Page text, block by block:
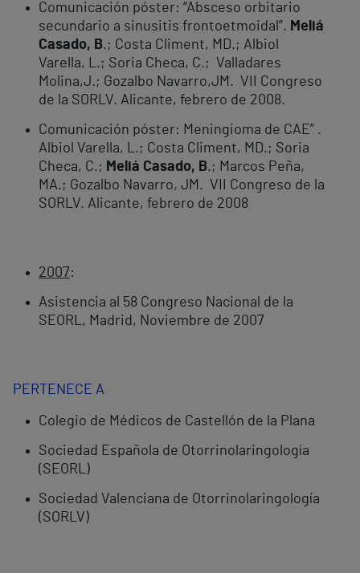
Comunicación póster: “Absceso orbitario
secundario a sinusitis frontoetmoidal”. Meliá
Casado, B.; Costa Climent, MD.; Albiol
Varella, L.; Soria Checa, C.; Valladares
Molina,J.; Gozalbo Navarro,JM. VII Congreso
de la SORLV. Alicante, febrero de 2008.
Comunicación póster: Meningioma de CAE” .
Albiol Varella, L.; Costa Climent, MD.; Soria
Checa, C.; Meliá Casado, B.; Marcos Peña,
MA.; Gozalbo Navarro, JM. VII Congreso de la
SORLV. Alicante, febrero de 2008
2007:
Asistencia al 58 Congreso Nacional de la
SEORL, Madrid, Noviembre de 2007
PERTENECE A
Colegio de Médicos de Castellón de la Plana
Sociedad Española de Otorrinolaringología
(SEORL)
Sociedad Valenciana de Otorrinolaringología
(SORLV)